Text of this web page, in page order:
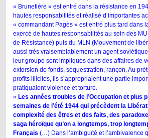
« Brunetière » est entré dans la résistance en
hautes responsabilités et réalisé d’importantes
« commandant Pagès » est entré plus tard dans
exercé de hautes responsabilités au sein des
de Résistance) puis du MLN (Mouvement de
aussi très vraisemblablement un agent
leur groupe sont impliqués dans des affaires de
extorsion de fonds, séquestration, rançon. Au
profits illicites, ils s’appropriaient une partie
pratiquaient violence et torture.
« Les années troubles de l’Occupation et plus
semaines de l’été 1944 qui précèdent la
complexité des êtres et des faits, des
saga héroïque qu’on a longtemps, trop
Français (…) Dans l’ambiguïté et l’ambivalence